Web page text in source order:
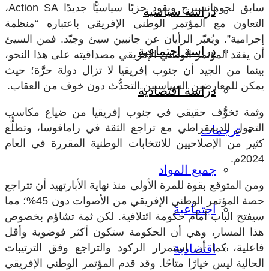
دراسة سياسية
دراسة اجتماعية
دراسة اقتصادية
ترجمات
جميع المواد
اجتماعية
اقتصادية
سابق لجوهانسبرج ويقود حزبًا سياسيًّا جديدًا Action SA،
التعاون مع المؤتمر الوطني الإفريقي باعتباره “منظمة
إجرامية”. ويُعبّر الرأيان عن جانبين سيئ وجيّد. فمن السيئ
أن يفقد المؤتمر الوطني الإفريقي مصداقيته على هذا النحو،
بينما من الجيد أن جنوب إفريقيا لا تزال دولة حرَّة؛ حيث
يمكن للمعارضين السياسيين التحدُّث دون خوف من العقاب.
وثمة تخوُّف حقيقي في جنوب إفريقيا من ضياع مكاسب
التحول الديمقراطي مع تراجع الثقة في رامافوسا، وتطلُّع
كثير من الإصلاحيين للانتخابات الوطنية المقررة في العام
2024م.
ومن المتوقع بقوة للمرة الأولى منذ نهاية الأبارتهيد أن تتراجع
حصة المؤتمر الوطني الإفريقي من الأصوات دون 45%؛ مما
سيفتح الباب أمام حكومة ائتلافية. لكن ثمة تشاؤم بخصوص
هذا المسار، وهي أن الحكومة ستكون أكثر فوضوية وأقل
فاعلية، كما أن استمرار الركود والتراجع وفق الترتيبات
الحالية ليس خيارًا متاحًا. وقد قدم المؤتمر الوطني الإفريقي